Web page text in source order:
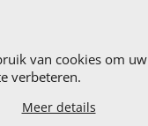
van cookies om uw
verbeteren.
Meer details